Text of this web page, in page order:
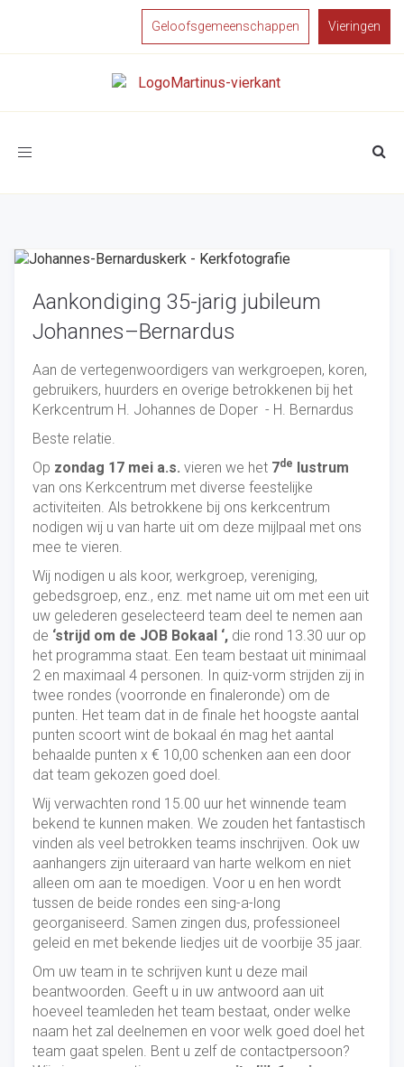
Geloofsgemeenschappen Vieringen
Toggle
Aankondiging 35-jarig jubileum
Johannes–Bernardus
Aan de vertegenwoordigers van werkgroepen, koren,
gebruikers, huurders en overige betrokkenen bij het
Kerkcentrum H. Johannes de Doper - H. Bernardus
Beste relatie.
Op zondag 17 mei a.s. vieren we het 7de lustrum
van ons Kerkcentrum met diverse feestelijke
activiteiten. Als betrokkene bij ons kerkcentrum
nodigen wij u van harte uit om deze mijlpaal met ons
mee te vieren.
Wij nodigen u als koor, werkgroep, vereniging,
gebedsgroep, enz., enz. met name uit om met een uit
uw gelederen geselecteerd team deel te nemen aan
de ‘strijd om de JOB Bokaal ‘, die rond 13.30 uur op
het programma staat. Een team bestaat uit minimaal
2 en maximaal 4 personen. In quiz-vorm strijden zij in
twee rondes (voorronde en finaleronde) om de
punten. Het team dat in de finale het hoogste aantal
punten scoort wint de bokaal én mag het aantal
behaalde punten x € 10,00 schenken aan een door
dat team gekozen goed doel.
Wij verwachten rond 15.00 uur het winnende team
bekend te kunnen maken. We zouden het fantastisch
vinden als veel betrokken teams inschrijven. Ook uw
aanhangers zijn uiteraard van harte welkom en niet
alleen om aan te moedigen. Voor u en hen wordt
tussen de beide rondes een sing-a-long
georganiseerd. Samen zingen dus, professioneel
geleid en met bekende liedjes uit de voorbije 35 jaar.
Om uw team in te schrijven kunt u deze mail
beantwoorden. Geeft u in uw antwoord aan uit
hoeveel teamleden het team bestaat, onder welke
naam het zal deelnemen en voor welk goed doel het
team gaat spelen. Bent u zelf de contactpersoon?